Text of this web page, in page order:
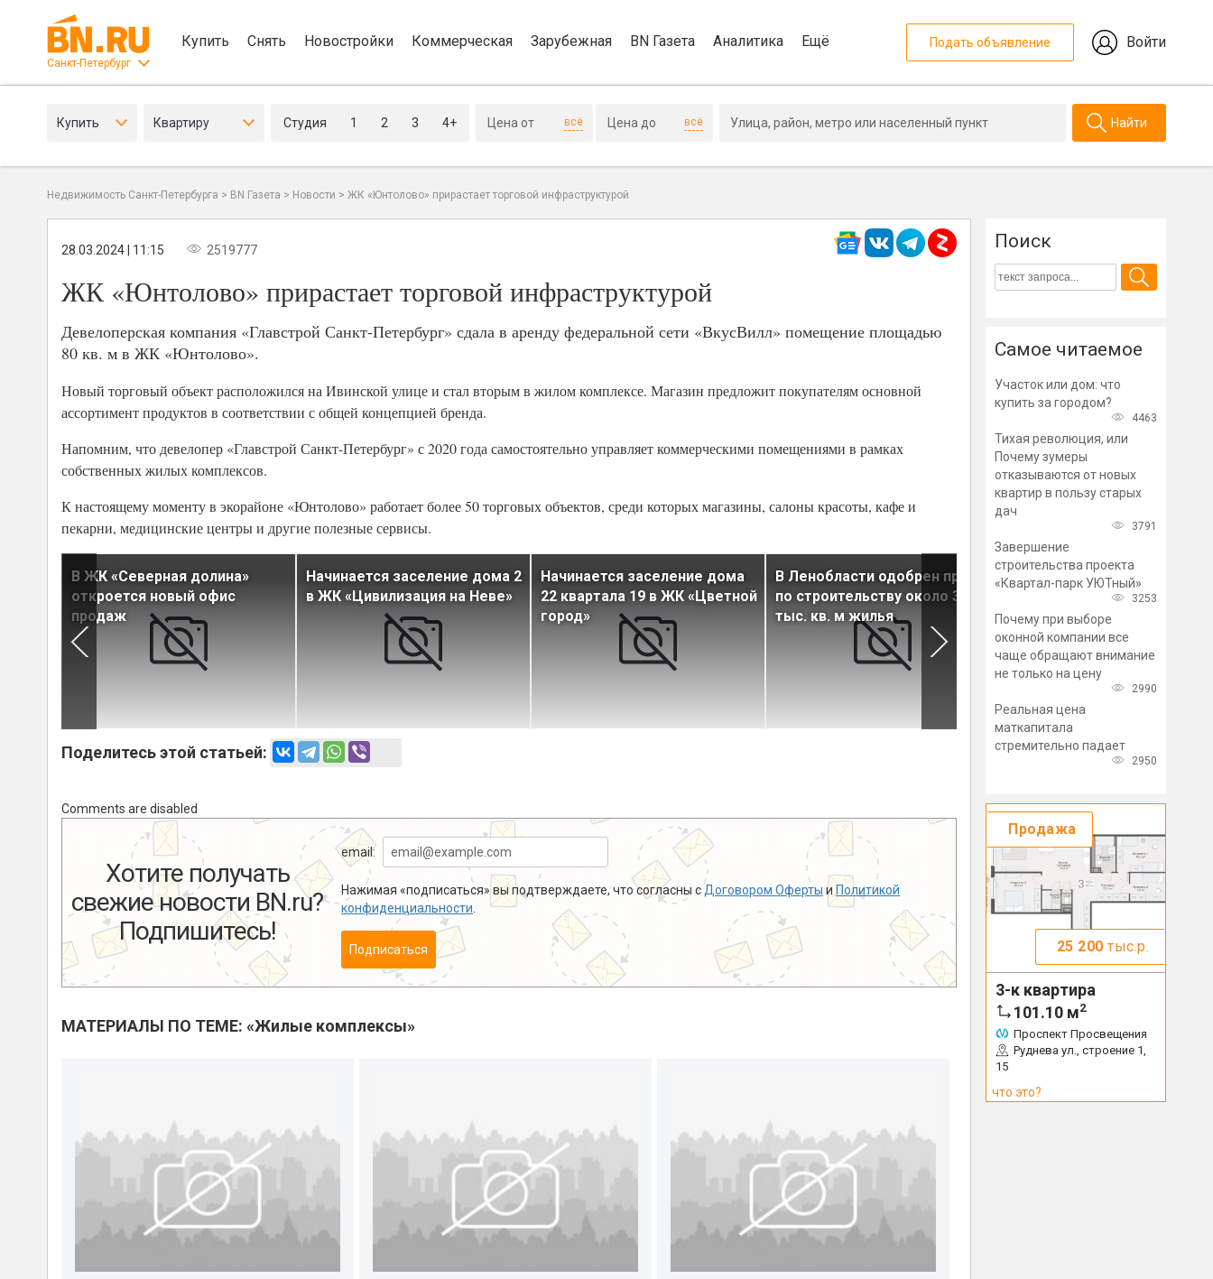
Санкт-Петербург
Купить Снять Новостройки Коммерческая Зарубежная BN Газета Аналитика Ещё Подать объявление Войти
Купить Квартиру Студия 1 2 3 4+ всё всё Найти
Недвижимость Санкт-Петербурга > BN Газета > Новости > ЖК «Юнтолово» прирастает торговой инфраструктурой
28.03.2024 | 11:15 2519777
ЖК «Юнтолово» прирастает торговой инфраструктурой
Девелоперская компания «Главстрой Санкт-Петербург» сдала в аренду федеральной сети «ВкусВилл» помещение площадью
80 кв. м в ЖК «Юнтолово».
Новый торговый объект расположился на Ивинской улице и стал вторым в жилом комплексе. Магазин предложит покупателям основной
ассортимент продуктов в соответствии с общей концепцией бренда.
Напомним, что девелопер «Главстрой Санкт-Петербург» с 2020 года самостоятельно управляет коммерческими помещениями в рамках
собственных жилых комплексов.
К настоящему моменту в экорайоне «Юнтолово» работает более 50 торговых объектов, среди которых магазины, салоны красоты, кафе и
пекарни, медицинские центры и другие полезные сервисы.
В ЖК «Северная долина»
откроется новый офис
продаж
Начинается заселение дома 2
в ЖК «Цивилизация на Неве»
Начинается заселение дома
22 квартала 19 в ЖК «Цветной
город»
В Ленобласти одобрен проект
по строительству около 380
тыс. кв. м жилья
В Московском районе
построят детский сад на
мест
Поделитесь этой статьей:
Comments are disabled
Хотите получать
свежие новости BN.ru?
Подпишитесь!
email:
Нажимая «подписаться» вы подтверждаете, что согласны с Договором Оферты и Политикой
конфиденциальности
Подписаться
МАТЕРИАЛЫ ПО ТЕМЕ: «Жилые комплексы»
Поиск
Самое читаемое
Участок или дом: что
купить за городом?
4463
Тихая революция, или
Почему зумеры
отказываются от новых
квартир в пользу старых
дач
3791
Завершение
строительства проекта
«Квартал-парк УЮТный»
3253
Почему при выборе
оконной компании все
чаще обращают внимание
не только на цену
2990
Реальная цена
маткапитала
стремительно падает
2950
Продажа
25 200 тыс.р.
3-к квартира
101.10 м2
Проспект Просвещения
Руднева ул., строение 1,
15
что это?